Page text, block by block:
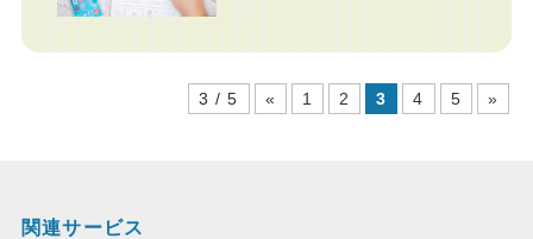
3 / 5 « 1 2 3 4 5 »
関連サービス